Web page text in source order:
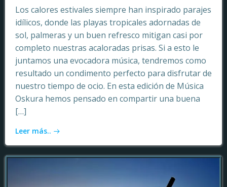
Los calores estivales siempre han inspirado parajes
idílicos, donde las playas tropicales adornadas de
sol, palmeras y un buen refresco mitigan casi por
completo nuestras acaloradas prisas. Si a esto le
juntamos una evocadora música, tendremos como
resultado un condimento perfecto para disfrutar de
nuestro tiempo de ocio. En esta edición de Música
Oskura hemos pensado en compartir una buena
[…]
Leer más..